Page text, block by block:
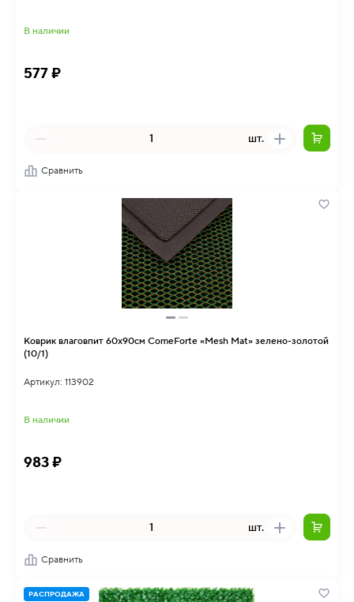
В наличии
577 ₽
шт.
Сравнить
Коврик влаговпит 60х90см ComeForte «Mesh Mat» зелено-золотой
(10/1)
Артикул: 113902
В наличии
983 ₽
шт.
Сравнить
РАСПРОДАЖА